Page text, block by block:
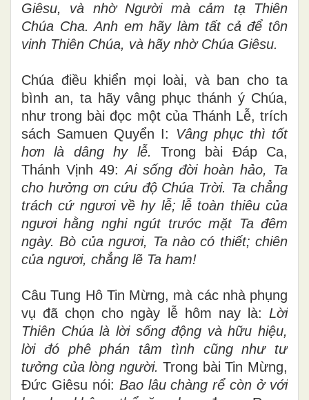
Giêsu, và nhờ Người mà cảm tạ Thiên
Chúa Cha. Anh em hãy làm tất cả để tôn
vinh Thiên Chúa, và hãy nhờ Chúa Giêsu.
Chúa điều khiển mọi loài, và ban cho ta
bình an, ta hãy vâng phục thánh ý Chúa,
như trong bài đọc một của Thánh Lễ, trích
sách Samuen Quyển I: Vâng phục thì tốt
hơn là dâng hy lễ. Trong bài Đáp Ca,
Thánh Vịnh 49:Ai sống đời hoàn hảo, Ta
cho hưởng ơn cứu độ Chúa Trời. Ta chẳng
trách cứ ngươi về hy lễ; lễ toàn thiêu của
ngươi hằng nghi ngút trước mặt Ta đêm
ngày. Bò của ngươi, Ta nào có thiết; chiên
của ngươi, chẳng lẽ Ta ham!
Câu Tung Hô Tin Mừng, mà các nhà phụng
vụ đã chọn cho ngày lễ hôm nay là: Lời
Thiên Chúa là lời sống động và hữu hiệu,
lời đó phê phán tâm tình cũng như tư
tưởng của lòng người.Trong bài Tin Mừng,
Đức Giêsu nói: Bao lâu chàng rể còn ở với